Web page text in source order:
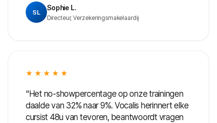
SL
Sophie L.
Directeur, Verzekeringsmakelaardij
★★★★★
"Het no-showpercentage op onze trainingen
daalde van 32% naar 9%. Vocalis herinnert elke
cursist 48u van tevoren, beantwoordt vragen